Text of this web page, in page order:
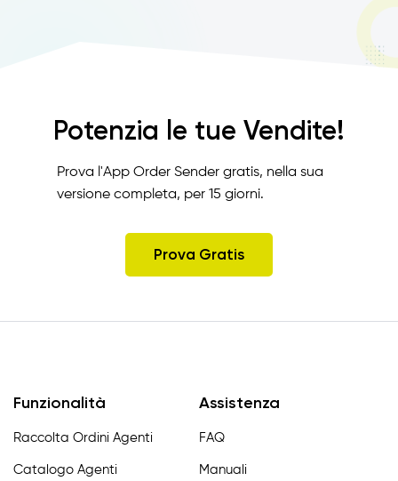
Potenzia le tue Vendite!
Prova l'App Order Sender gratis, nella sua
versione completa, per 15 giorni.
Prova Gratis
Funzionalità
Raccolta Ordini Agenti
Catalogo Agenti
Assistenza
FAQ
Manuali